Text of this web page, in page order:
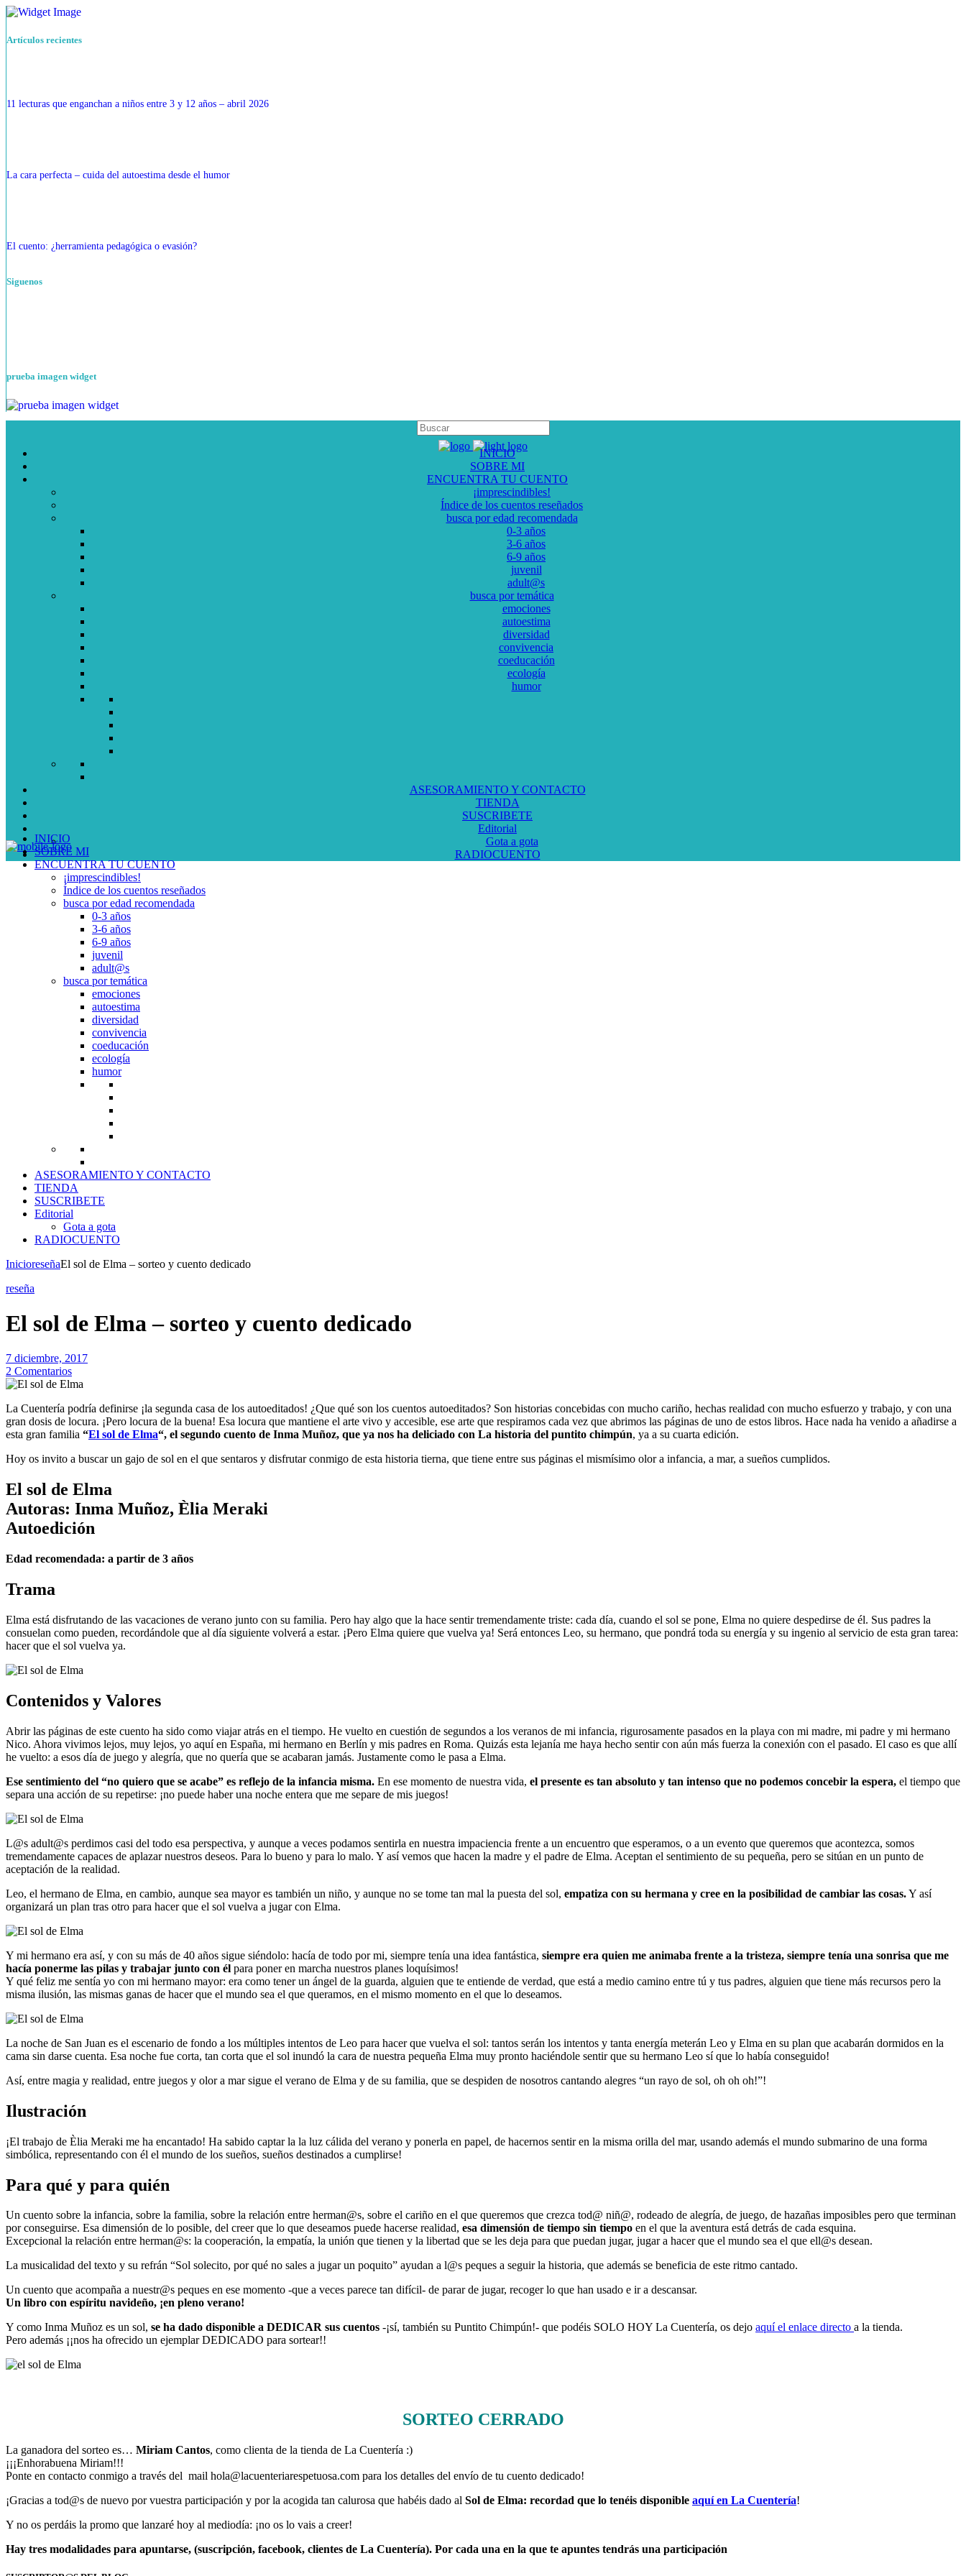
Artículos recientes
11 lecturas que enganchan a niños entre 3 y 12 años – abril 2026
La cara perfecta – cuida del autoestima desde el humor
El cuento: ¿herramienta pedagógica o evasión?
Siguenos
prueba imagen widget
INICIO
SOBRE MI
ENCUENTRA TU CUENTO
¡imprescindibles!
Índice de los cuentos reseñados
busca por edad recomendada
0-3 años
3-6 años
6-9 años
juvenil
adult@s
busca por temática
emociones
autoestima
diversidad
convivencia
coeducación
ecología
humor
ASESORAMIENTO Y CONTACTO
TIENDA
SUSCRIBETE
Editorial
Gota a gota
RADIOCUENTO
INICIO
SOBRE MI
ENCUENTRA TU CUENTO
¡imprescindibles!
Índice de los cuentos reseñados
busca por edad recomendada
0-3 años
3-6 años
6-9 años
juvenil
adult@s
busca por temática
emociones
autoestima
diversidad
convivencia
coeducación
ecología
humor
ASESORAMIENTO Y CONTACTO
TIENDA
SUSCRIBETE
Editorial
Gota a gota
RADIOCUENTO
InicioreseñaEl sol de Elma – sorteo y cuento dedicado
reseña
El sol de Elma – sorteo y cuento dedicado
7 diciembre, 2017
2 Comentarios
La Cuentería podría definirse ¡la segunda casa de los autoeditados! ¿Que qué son los cuentos autoeditados? Son historias concebidas con mucho cariño, hechas realidad con mucho esfuerzo y trabajo, y con una
gran dosis de locura. ¡Pero locura de la buena! Esa locura que mantiene el arte vivo y accesible, ese arte que respiramos cada vez que abrimos las páginas de uno de estos libros. Hace nada ha venido a añadirse a
esta gran familia “El sol de Elma“, el segundo cuento de Inma Muñoz, que ya nos ha deliciado con La historia del puntito chimpún, ya a su cuarta edición.
Hoy os invito a buscar un gajo de sol en el que sentaros y disfrutar conmigo de esta historia tierna, que tiene entre sus páginas el mismísimo olor a infancia, a mar, a sueños cumplidos.
El sol de Elma
Autoras: Inma Muñoz, Èlia Meraki
Autoedición
Edad recomendada: a partir de 3 años
Trama
Elma está disfrutando de las vacaciones de verano junto con su familia. Pero hay algo que la hace sentir tremendamente triste: cada día, cuando el sol se pone, Elma no quiere despedirse de él. Sus padres la
consuelan como pueden, recordándole que al día siguiente volverá a estar. ¡Pero Elma quiere que vuelva ya! Será entonces Leo, su hermano, que pondrá toda su energía y su ingenio al servicio de esta gran tarea:
hacer que el sol vuelva ya.
Contenidos y Valores
Abrir las páginas de este cuento ha sido como viajar atrás en el tiempo. He vuelto en cuestión de segundos a los veranos de mi infancia, rigurosamente pasados en la playa con mi madre, mi padre y mi hermano
Nico. Ahora vivimos lejos, muy lejos, yo aquí en España, mi hermano en Berlín y mis padres en Roma. Quizás esta lejanía me haya hecho sentir con aún más fuerza la conexión con el pasado. El caso es que allí
he vuelto: a esos día de juego y alegría, que no quería que se acabaran jamás. Justamente como le pasa a Elma.
Ese sentimiento del “no quiero que se acabe” es reflejo de la infancia misma. En ese momento de nuestra vida, el presente es tan absoluto y tan intenso que no podemos concebir la espera, el tiempo que
separa una acción de su repetirse: ¡no puede haber una noche entera que me separe de mis juegos!
L@s adult@s perdimos casi del todo esa perspectiva, y aunque a veces podamos sentirla en nuestra impaciencia frente a un encuentro que esperamos, o a un evento que queremos que acontezca, somos
tremendamente capaces de aplazar nuestros deseos. Para lo bueno y para lo malo. Y así vemos que hacen la madre y el padre de Elma. Aceptan el sentimiento de su pequeña, pero se sitúan en un punto de
aceptación de la realidad.
Leo, el hermano de Elma, en cambio, aunque sea mayor es también un niño, y aunque no se tome tan mal la puesta del sol, empatiza con su hermana y cree en la posibilidad de cambiar las cosas.Y así
organizará un plan tras otro para hacer que el sol vuelva a jugar con Elma.
Y mi hermano era así, y con su más de 40 años sigue siéndolo: hacía de todo por mi, siempre tenía una idea fantástica, siempre era quien me animaba frente a la tristeza, siempre tenía una sonrisa que me
hacía ponerme las pilas y trabajar junto con él para poner en marcha nuestros planes loquísimos!
Y qué feliz me sentía yo con mi hermano mayor: era como tener un ángel de la guarda, alguien que te entiende de verdad, que está a medio camino entre tú y tus padres, alguien que tiene más recursos pero la
misma ilusión, las mismas ganas de hacer que el mundo sea el que queramos, en el mismo momento en el que lo deseamos.
La noche de San Juan es el escenario de fondo a los múltiples intentos de Leo para hacer que vuelva el sol: tantos serán los intentos y tanta energía meterán Leo y Elma en su plan que acabarán dormidos en la
cama sin darse cuenta. Esa noche fue corta, tan corta que el sol inundó la cara de nuestra pequeña Elma muy pronto haciéndole sentir que su hermano Leo sí que lo había conseguido!
Así, entre magia y realidad, entre juegos y olor a mar sigue el verano de Elma y de su familia, que se despiden de nosotros cantando alegres “un rayo de sol, oh oh oh!”!
Ilustración
¡El trabajo de Èlia Meraki me ha encantado! Ha sabido captar la la luz cálida del verano y ponerla en papel, de hacernos sentir en la misma orilla del mar, usando además el mundo submarino de una forma
simbólica, representando con él el mundo de los sueños, sueños destinados a cumplirse!
Para qué y para quién
Un cuento sobre la infancia, sobre la familia, sobre la relación entre herman@s, sobre el cariño en el que queremos que crezca tod@ niñ@, rodeado de alegría, de juego, de hazañas imposibles pero que terminan
por conseguirse. Esa dimensión de lo posible, del creer que lo que deseamos puede hacerse realidad, esa dimensión de tiempo sin tiempo en el que la aventura está detrás de cada esquina.
Excepcional la relación entre herman@s: la cooperación, la empatía, la unión que tienen y la libertad que se les deja para que puedan jugar, jugar a hacer que el mundo sea el que ell@s desean.
La musicalidad del texto y su refrán “Sol solecito, por qué no sales a jugar un poquito” ayudan a l@s peques a seguir la historia, que además se beneficia de este ritmo cantado.
Un cuento que acompaña a nuestr@s peques en ese momento -que a veces parece tan difícil- de parar de jugar, recoger lo que han usado e ir a descansar.
Un libro con espíritu navideño, ¡en pleno verano!
Y como Inma Muñoz es un sol, se ha dado disponible a DEDICAR sus cuentos -¡sí, también su Puntito Chimpún!- que podéis SOLO HOY La Cuentería, os dejo aquí el enlace directo a la tienda.
Pero además ¡¡nos ha ofrecido un ejemplar DEDICADO para sortear!!
SORTEO CERRADO
La ganadora del sorteo es… Miriam Cantos, como clienta de la tienda de La Cuentería :)
¡¡¡Enhorabuena Miriam!!!
Ponte en contacto conmigo a través del mail hola@lacuenteriarespetuosa.com para los detalles del envío de tu cuento dedicado!
¡Gracias a tod@s de nuevo por vuestra participación y por la acogida tan calurosa que habéis dado al Sol de Elma: recordad que lo tenéis disponible aquí en La Cuentería!
Y no os perdáis la promo que lanzaré hoy al mediodía: ¡no os lo vais a creer!
Hay tres modalidades para apuntarse, (suscripción, facebook, clientes de La Cuentería). Por cada una en la que te apuntes tendrás una participación